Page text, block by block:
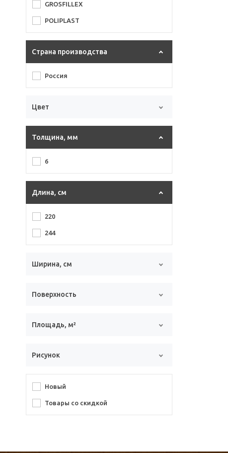
GROSFILLEX
POLIPLAST
Страна производства
Россия
Цвет
Толщина, мм
6
Длина, см
220
244
Ширина, см
Поверхность
Площадь, м²
Рисунок
Новый
Товары со скидкой